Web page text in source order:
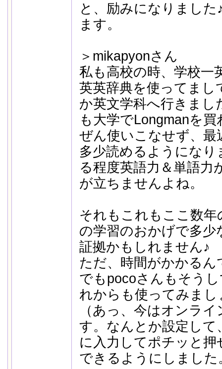
と、励みになりまし
ます。
＞mikapyonさん
私も高校の時、学校一
英英辞典を使ってまし
か英文学科へ行きまし
も大学でLongmanを
ぜん使いこなせず、
多少読めるようにな
る程度英語力＆単語力
が立ちませんよね。
それもこれもここ数
の学習のおかげで多
証拠かもしれません♪
ただ、時間がかかるん
でもpocoさんもそう
れからも使ってみまし
（あっ、今はオンラ
す。なんとか設定して
に入力してポチッと
できるようにしました